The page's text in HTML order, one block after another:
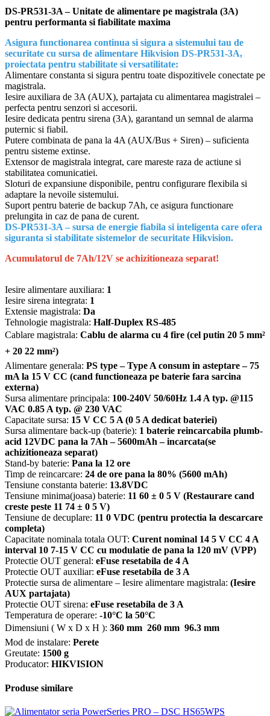
HIKVISION
DS-
3A
DS-PR531-3A – Unitate de alimentare pe magistrala (3A)
pentru performanta si fiabilitate maxima
Asigura functionarea continua si sigura a sistemului tau de
securitate cu sursa de alimentare Hikvision DS-PR531-3A,
proiectata pentru stabilitate si versatilitate:
Alimentare constanta si sigura pentru toate dispozitivele conectate pe
magistrala.
Iesire auxiliara de 3A (AUX), partajata cu alimentarea magistralei –
perfecta pentru senzori si accesorii.
Iesire dedicata pentru sirena (3A), garantand un semnal de alarma
puternic si fiabil.
Putere combinata de pana la 4A (AUX/Bus + Siren) – suficienta
pentru sisteme extinse.
Extensor de magistrala integrat, care mareste raza de actiune si
stabilitatea comunicatiei.
Sloturi de expansiune disponibile, pentru configurare flexibila si
adaptare la nevoile sistemului.
Suport pentru baterie de backup 7Ah, ce asigura functionare
prelungita in caz de pana de curent.
DS-PR531-3A – sursa de energie fiabila si inteligenta care ofera
siguranta si stabilitate sistemelor de securitate Hikvision.
Acumulatorul de 7Ah/12V se achizitioneaza separat!
Iesire alimentare auxiliara: 1
Iesire sirena integrata: 1
Extensie magistrala: Da
Tehnologie magistrala: Half-Duplex RS-485
Cablare magistrala: Cablu de alarma cu 4 fire (cel putin 20 5 mm²
+ 20 22 mm²)
Alimentare generala: PS type – Type A consum in asteptare – 75
mA la 15 V CC (cand functioneaza pe baterie fara sarcina
externa)
Sursa alimentare principala: 100-240V 50/60Hz 1.4 A typ. @115
VAC 0.85 A typ. @ 230 VAC
Capacitate sursa: 15 V CC 5 A (0 5 A dedicat bateriei)
Sursa alimentare back-up (baterie): 1 baterie reincarcabila plumb-
acid 12VDC pana la 7Ah – 5600mAh – incarcata(se
achizitioneaza separat)
Stand-by baterie: Pana la 12 ore
Timp de reincarcare: 24 de ore pana la 80% (5600 mAh)
Tensiune constanta baterie: 13.8VDC
Tensiune minima(joasa) baterie: 11 60 ± 0 5 V (Restaurare cand
creste peste 11 74 ± 0 5 V)
Tensiune de decuplare: 11 0 VDC (pentru protectia la descarcare
completa)
Capacitate nominala totala OUT: Curent nominal 14 5 V CC 4 A
interval 10 7-15 V CC cu modulatie de pana la 120 mV (VPP)
Protectie OUT general: eFuse resetabila de 4 A
Protectie OUT auxiliar: eFuse resetabila de 3 A
Protectie sursa de alimentare – Iesire alimentare magistrala: (Iesire
AUX partajata)
Protectie OUT sirena: eFuse resetabila de 3 A
Temperatura de operare: -10°C la 50°C
Dimensiuni ( W x D x H ): 360 mm  260 mm  96.3 mm
Mod de instalare: Perete
Greutate: 1500 g
Producator: HIKVISION
Produse similare